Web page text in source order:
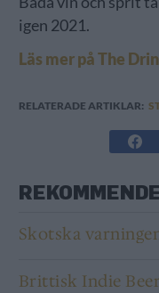
igen 2021.
Läs mer på The
RELATERADE ARTIKLAR:
Skotska
Brittisk Indie